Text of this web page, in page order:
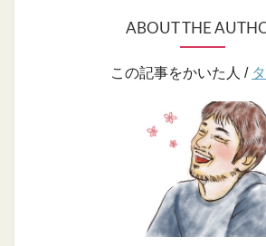
ABOUT THE
この記事をかいた人 /